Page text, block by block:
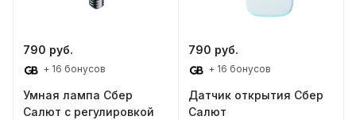
790 руб.
+ 16 бонусов
Умная лампа Сбер
Салют с регулировкой
790 руб.
+ 16 бонусов
Датчик открытия Сбер
Салют